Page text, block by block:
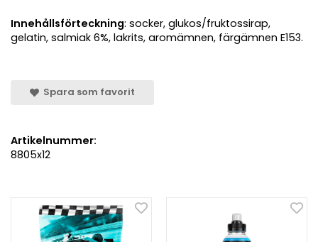
Innehållsförteckning: socker, glukos/fruktossirap,
gelatin, salmiak 6%, lakrits, aromämnen, färgämnen E153.
Spara som favorit
Artikelnummer:
8805x12